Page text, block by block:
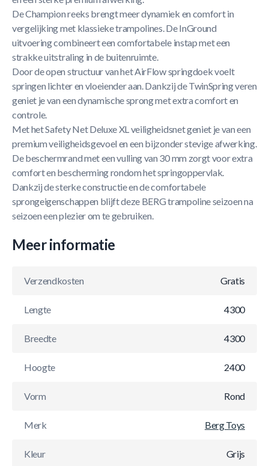
De Champion reeks brengt meer dynamiek en comfort in
vergelijking met klassieke trampolines. De InGround
uitvoering combineert een comfortabele instap met een
strakke uitstraling in de buitenruimte.
Door de open structuur van het AirFlow springdoek voelt
springen lichter en vloeiender aan. Dankzij de TwinSpring veren
geniet je van een dynamische sprong met extra comfort en
controle.
Met het Safety Net Deluxe XL veiligheidsnet geniet je van een
premium veiligheidsgevoel en een bijzonder stevige afwerking.
De beschermrand met een vulling van 30 mm zorgt voor extra
comfort en bescherming rondom het springoppervlak.
Dankzij de sterke constructie en de comfortabele
sprongeigenschappen blijft deze BERG trampoline seizoen na
seizoen een plezier om te gebruiken.
Meer informatie
Verzendkosten Gratis
Lengte 4300
Breedte 4300
Hoogte 2400
Vorm Rond
Merk Berg Toys
Kleur Grijs